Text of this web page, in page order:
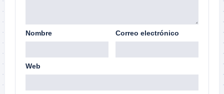
Nombre Correo electrónico
Web